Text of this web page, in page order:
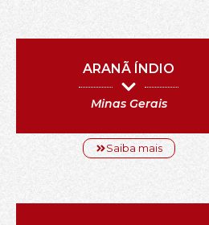
ARANÃ ÍNDIO
Minas Gerais
Saiba mais